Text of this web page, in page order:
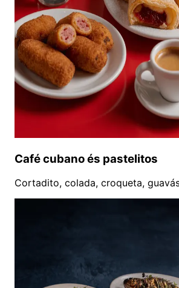
Café cubano és pastelitos
Cortadito, colada, croqueta,